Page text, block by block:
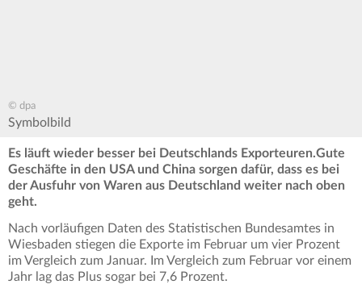
© dpa
Symbolbild
Es läuft wieder besser bei Deutschlands Exporteuren.Gute
Geschäfte in den USA und China sorgen dafür, dass es bei
der Ausfuhr von Waren aus Deutschland weiter nach oben
geht.
Nach vorläufigen Daten des Statistischen Bundesamtes in
Wiesbaden stiegen die Exporte im Februar um vier Prozent
im Vergleich zum Januar. Im Vergleich zum Februar vor einem
Jahr lag das Plus sogar bei 7,6 Prozent.